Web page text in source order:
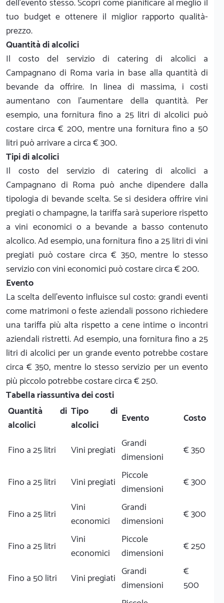
tuo budget e ottenere il miglior rapporto qualità-
prezzo.
Quantità di alcolici
Il costo del servizio di catering di alcolici a
Campagnano di Roma varia in base alla quantità di
bevande da offrire. In linea di massima, i costi
aumentano con l'aumentare della quantità. Per
esempio, una fornitura fino a 25 litri di alcolici può
costare circa € 200, mentre una fornitura fino a 50
litri può arrivare a circa € 300.
Tipi di alcolici
Il costo del servizio di catering di alcolici a
Campagnano di Roma può anche dipendere dalla
tipologia di bevande scelta. Se si desidera offrire vini
pregiati o champagne, la tariffa sarà superiore rispetto
a vini economici o a bevande a basso contenuto
alcolico. Ad esempio, una fornitura fino a 25 litri di vini
pregiati può costare circa € 350, mentre lo stesso
servizio con vini economici può costare circa € 200.
Evento
La scelta dell'evento influisce sul costo: grandi eventi
come matrimoni o feste aziendali possono richiedere
una tariffa più alta rispetto a cene intime o incontri
aziendali ristretti. Ad esempio, una fornitura fino a 25
litri di alcolici per un grande evento potrebbe costare
circa € 350, mentre lo stesso servizio per un evento
più piccolo potrebbe costare circa € 250.
Tabella riassuntiva dei costi
Quantità di
alcolici
Tipo di
alcolici
Evento Costo
Fino a 25 litri Vini pregiati Grandi
dimensioni
€ 350
Fino a 25 litri Vini pregiati Piccole
dimensioni
€ 300
Fino a 25 litri
Vini
economici
Grandi
dimensioni
€ 300
Fino a 25 litri
Vini
economici
Piccole
dimensioni
€ 250
Fino a 50 litri Vini pregiati Grandi
dimensioni
€
500